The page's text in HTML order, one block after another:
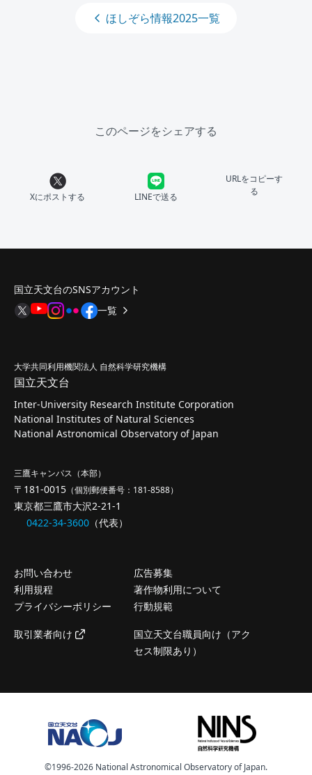
ほしぞら情報2025一覧
このページをシェアする
Xにポストする LINEで送る
URLをコピーす
る
国立天文台のSNSアカウント
一覧
大学共同利用機関法人 自然科学研究機構
国立天文台
Inter-University Research Institute Corporation
National Institutes of Natural Sciences
National Astronomical Observatory of Japan
三鷹キャンパス（本部）
〒181-0015 （個別郵便番号：181-8588）
東京都三鷹市大沢2-21-1
0422-34-3600 （代表）
お問い合わせ
広告募集
利用規程
著作物利用について
プライバシーポリシー
行動規範
取引業者向け
国立天文台職員向け（アク
セス制限あり）
©️1996-2026 National Astronomical Observatory of Japan.